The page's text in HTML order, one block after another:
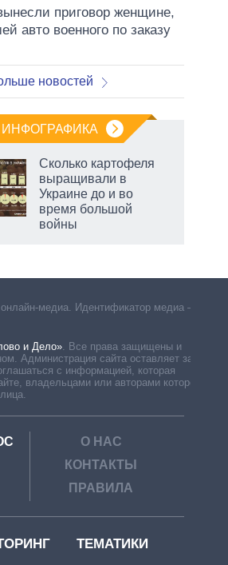
приговор женщине,
авто военного по заказу
новостей
ИНФОГРАФИКА
Сколько картофеля
выращивали в
Украине до и во
время большой
войны
медиа. Идентификатор медиа –
и Дело»
Все права защищены и
Администрация сайта оставляет за
с информацией, которая
владельцами или авторами которой
О НАС
КОНТАКТЫ
ПРАВИЛА
ТЕМАТИКИ